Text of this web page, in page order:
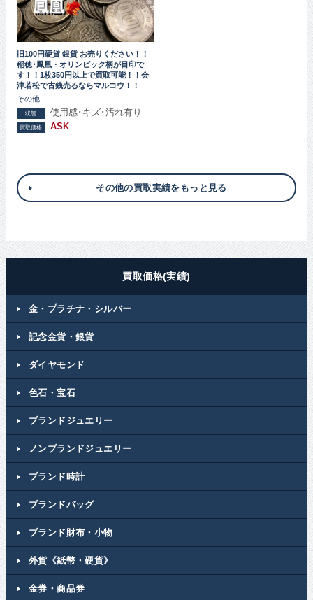
旧100円硬貨 銀貨 お売りください！！
稲穂･鳳凰・オリンピック柄が目印で
す！！1枚350円以上で買取可能！！会
津若松で古銭売るならマルコウ！！
その他
状態 使用感･キズ･汚れ有り
買取価格 ASK
その他の買取実績をもっと見る
買取価格(実績)
金・プラチナ・シルバー
記念金貨・銀貨
ダイヤモンド
色石・宝石
ブランドジュエリー
ノンブランドジュエリー
ブランド時計
ブランドバッグ
ブランド財布・小物
外貨《紙幣・硬貨》
金券・商品券